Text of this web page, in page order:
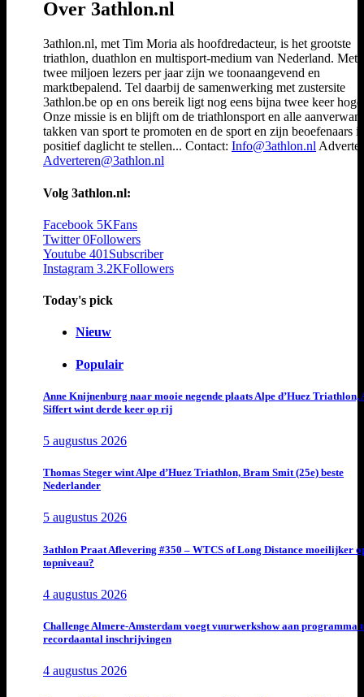
Over 3athlon.nl
3athlon.nl, met Tim Moria als hoofdredacteur, is het grootste
triathlon, duathlon en multisport-medium van Nederland. Met
twee miljoen lezers per jaar zijn we toonaangevend en
marktbepalend. Tel daarbij de samenwerking met zustersite
3athlon.be op en ons bereik ligt nog eens bijna twee keer
Onze missie is en blijft om de triathlonsport en alle
takken van sport te promoten en de sport en zijn beoefenaars
positief daglicht te stellen... Contact: Info@3athlon.nl
Adverteren@3athlon.nl
Volg 3athlon.nl:
Facebook 5KFans
Twitter 0Followers
Youtube 401 Subscriber
Instagram 3.2KFollowers
Today's pick
Nieuw
Populair
Anne Knijnenburg naar mooie negende plaats Alpe d’Huez Triathlon,
Siffert wint derde keer op rij
5 augustus 2026
Thomas Steger wint Alpe d’Huez Triathlon, Bram Smit (25e) beste
Nederlander
5 augustus 2026
3athlon Praat Aflevering #350 – WTCS of Long Distance moeilijker
topniveau?
4 augustus 2026
Challenge Almere-Amsterdam voegt vuurwerkshow aan programma
recordaantal inschrijvingen
4 augustus 2026